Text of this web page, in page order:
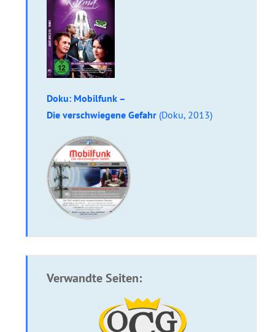
Doku: Mobilfunk –
Die verschwiegene Gefahr (Doku, 2013)
Verwandte Seiten: